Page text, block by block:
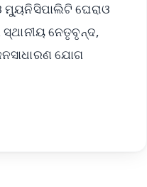
ମ୍ୟୁନିସିପାଲିଟି ଘେରାଓ
ନେତୃବୃନ୍ଦ,
ଯୋଗ